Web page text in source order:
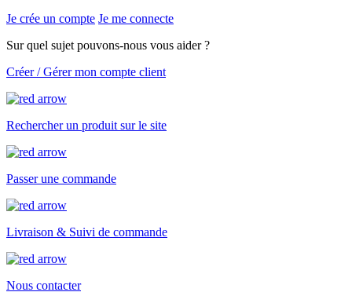
Je crée un compte Je me connecte
Sur quel sujet pouvons-nous vous aider ?
Créer / Gérer mon compte client
Rechercher un produit sur le site
Passer une commande
Livraison & Suivi de commande
Nous contacter